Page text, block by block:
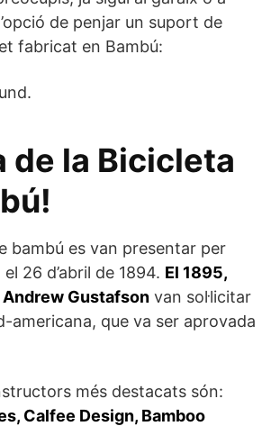
de penjar un suport de
fabricat en Bambú:
de la Bicicleta
bambú es van presentar per
26 d’abril de 1894. El 1895,
Gustafson van sol·licitar
americana, que va ser aprovada
més destacats són:
Calfee Design, Bamboo